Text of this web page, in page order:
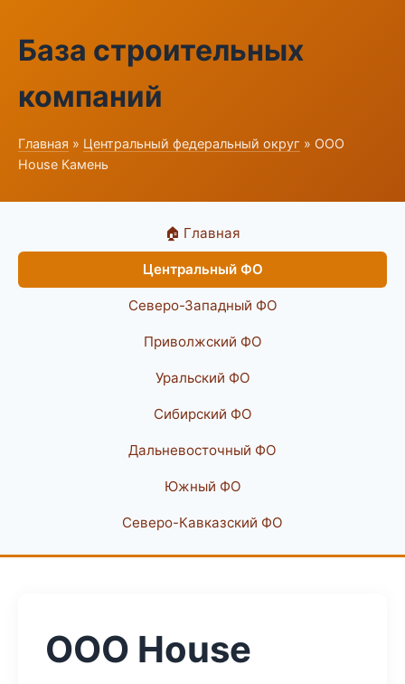
База строительных
компаний
Главная » Центральный федеральный округ » ООО
House Камень
🏠 Главная
Центральный ФО
Северо-Западный ФО
Приволжский ФО
Уральский ФО
Сибирский ФО
Дальневосточный ФО
Южный ФО
Северо-Кавказский ФО
ООО House